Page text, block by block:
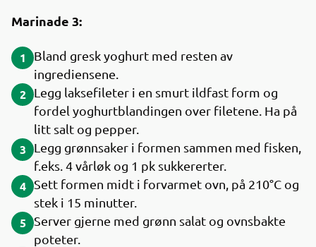
Marinade 3:
1
Bland gresk yoghurt med resten av
ingrediensene.
2 Legg laksefileter i en smurt ildfast form og
fordel yoghurtblandingen over filetene. Ha på
litt salt og pepper.
3
Legg grønnsaker i formen sammen med fisken,
f.eks. 4 vårløk og 1 pk sukkererter.
4 Sett formen midt i forvarmet ovn, på 210°C og
stek i 15 minutter.
5 Server gjerne med grønn salat og ovnsbakte
poteter.